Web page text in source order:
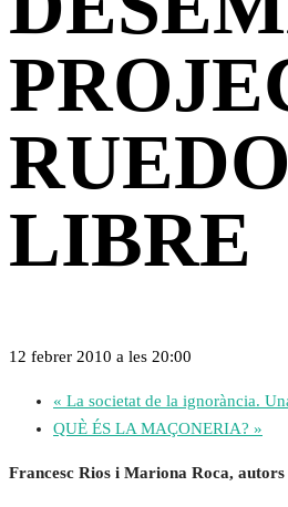
LIBRE
12 febrer 2010 a les 20:00
« La societat de la ignorància.
QUÈ ÉS LA MAÇONERIA? »
Francesc Rios i Mariona Roca,